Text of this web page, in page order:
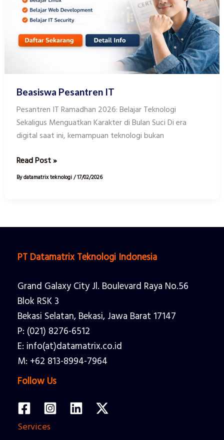
Beasiswa Pesantren IT
Pesantren IT Ramadhan 2026: Belajar Teknologi
Sekaligus Menguatkan Karakter di Bulan Suci Di era
digital saat ini, kemampuan teknologi bukan
Read Post »
Bydatamatrix teknologi/17/02/2026
PT Datamatrix Teknologi Indonesia
Grand Galaxy City Jl. Boulevard Raya No.56
Blok RSK 3
Bekasi Selatan, Bekasi, Jawa Barat 17147
P: (021) 8276-6512
E: info(at)datamatrix.co.id
M: +62 813-8994-7964
Follow Us
Services